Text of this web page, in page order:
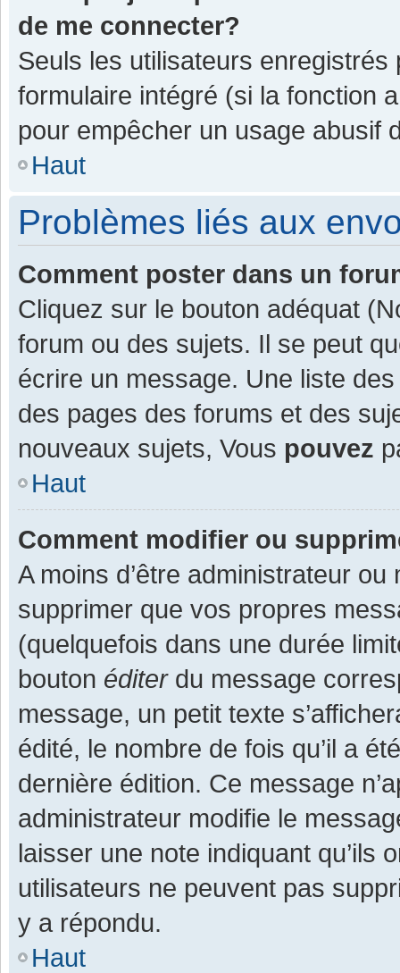
de me connecter?
Seuls les utilisateurs enregistrés
formulaire intégré (si la fonction
pour empêcher un usage abusif
Haut
Problèmes liés aux
Comment poster dans un
Cliquez sur le bouton adéquat
forum ou des sujets. Il se peut
écrire un message. Une liste
des pages des forums et des
nouveaux sujets, Vous pouvez
Haut
Comment modifier ou
A moins d’être administrateur
supprimer que vos propres
(quelquefois dans une durée
bouton éditerdu message
message, un petit texte
édité, le nombre de fois qu’il a
dernière édition. Ce message
administrateur modifie le
laisser une note indiquant qu’ils
utilisateurs ne peuvent pas
y a répondu.
Haut